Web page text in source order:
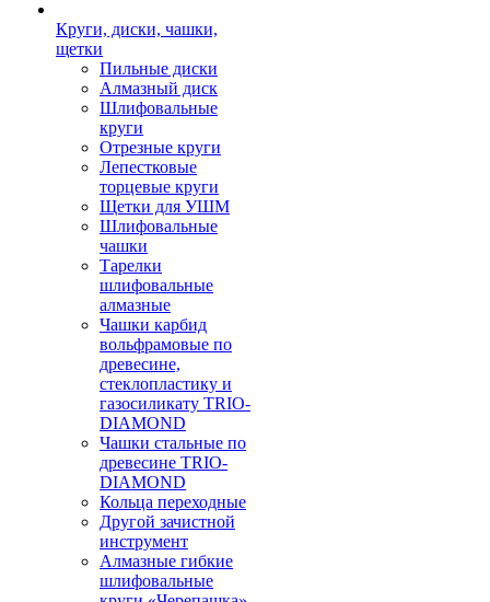
Круги, диски, чашки,
щетки
Пильные диски
Алмазный диск
Шлифовальные
круги
Отрезные круги
Лепестковые
торцевые круги
Щетки для УШМ
Шлифовальные
чашки
Тарелки
шлифовальные
алмазные
Чашки карбид
вольфрамовые по
древесине,
стеклопластику и
газосиликату TRIO-
DIAMOND
Чашки стальные по
древесине TRIO-
DIAMOND
Кольца переходные
Другой зачистной
инструмент
Алмазные гибкие
шлифовальные